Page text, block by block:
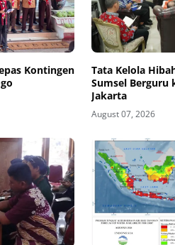
Kontingen
Tata Kelola
Sumsel Berguru
Jakarta
August 07, 2026